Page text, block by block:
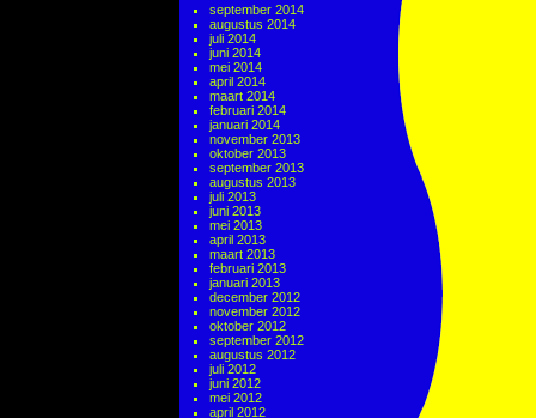
september 2014
augustus 2014
juli 2014
juni 2014
mei 2014
april 2014
maart 2014
februari 2014
januari 2014
november 2013
oktober 2013
september 2013
augustus 2013
juli 2013
juni 2013
mei 2013
april 2013
maart 2013
februari 2013
januari 2013
december 2012
november 2012
oktober 2012
september 2012
augustus 2012
juli 2012
juni 2012
mei 2012
april 2012